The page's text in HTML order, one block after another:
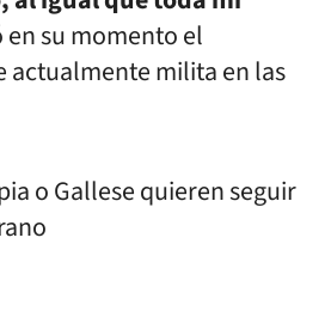
su momento el
actualmente milita en las